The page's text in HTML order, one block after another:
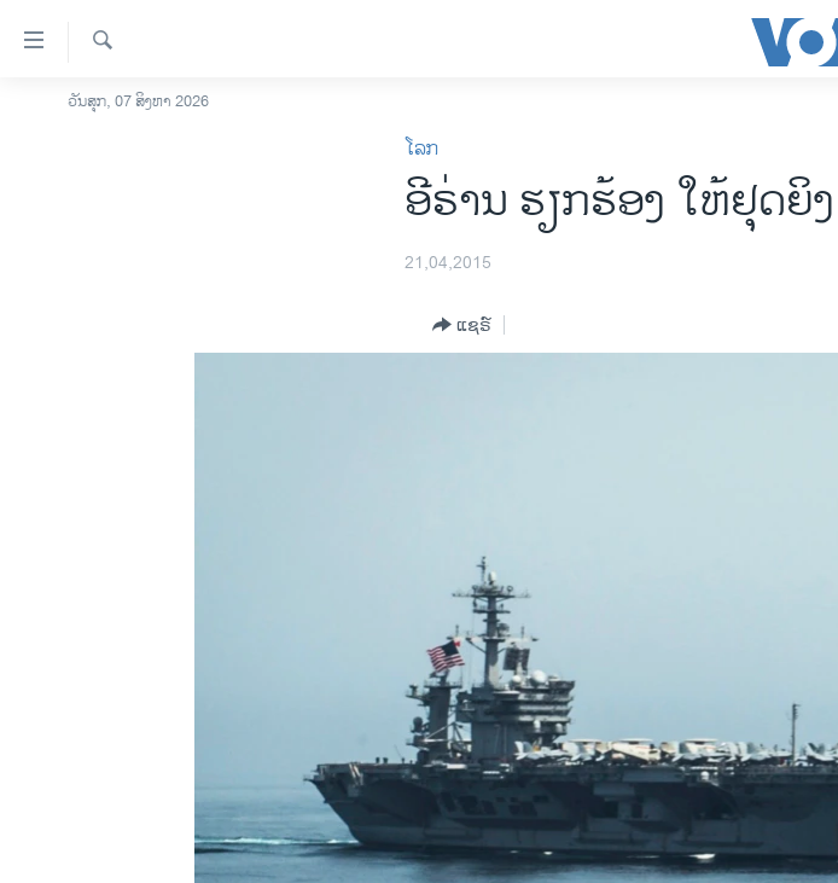
ລິ້ງ
ສຳຫລັບ
ໂຮມເພຈ
ຄົ້ນຫາ
ວັນສຸກ, 07 ສິງຫາ 2026
ໂລກ
ອີຣ່ານ ຮຽກຮ້ອງ ໃຫ້ຢຸດຍິ
21,04,2015
ແຊຣ໌